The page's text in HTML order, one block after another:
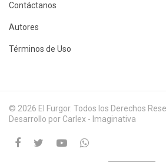
Contáctanos
Autores
Términos de Uso
© 2026 El Furgor. Todos los Derechos
Desarrollo por Carlex - Imaginativa